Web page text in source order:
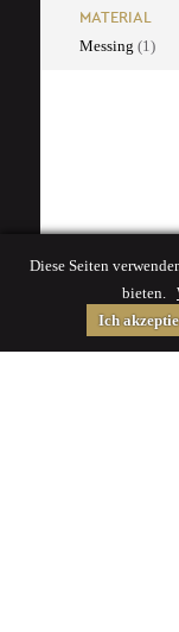
MATERIAL
Messing (1)
Diese Seiten
bieten.
Ich